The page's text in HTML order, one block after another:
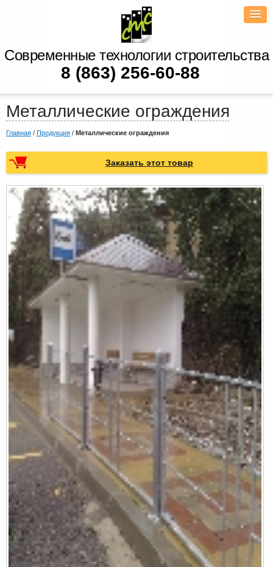
Современные технологии строительства
8 (863) 256-60-88
Металлические ограждения
Главная / Продукция / Металлические ограждения
Заказать этот товар